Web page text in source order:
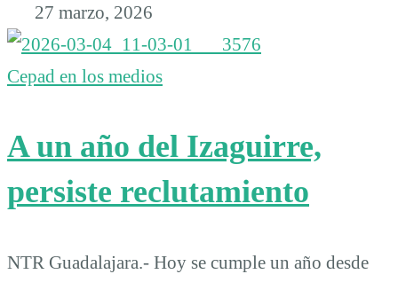
27 marzo, 2026
Cepad en los medios
A un año del Izaguirre,
persiste reclutamiento
NTR Guadalajara.- Hoy se cumple un año desde